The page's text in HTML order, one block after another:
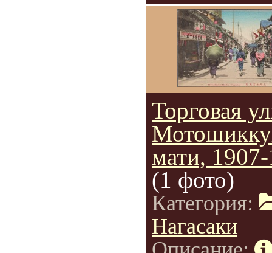
Торговая
мати,
(1 фото)
Категория:
Нагасаки